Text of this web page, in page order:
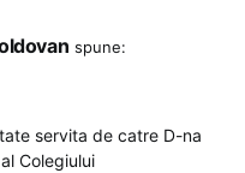
spune:
servita de catre D-na
Colegiului